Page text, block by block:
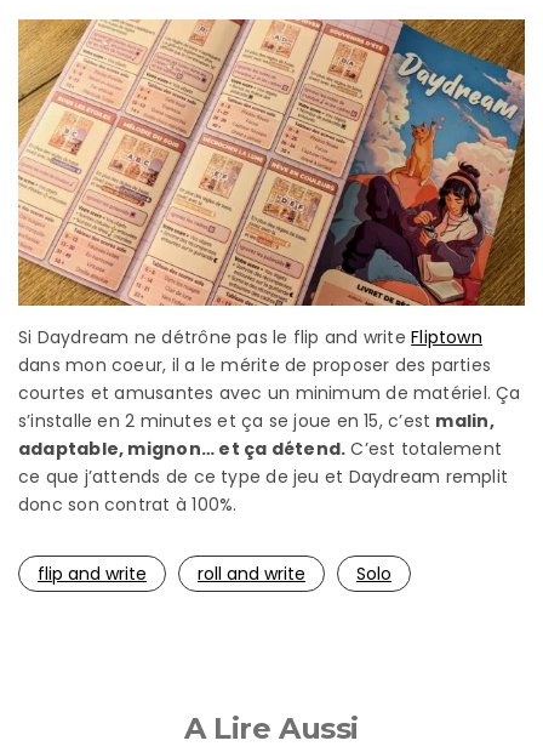
Si Daydream ne détrône pas le flip and writeFliptown
dans mon coeur, il a le mérite de proposer des parties
courtes et amusantes avec un minimum de matériel. Ça
s’installe en 2 minutes et ça se joue en 15, c’est malin,
adaptable, mignon… et ça détend. C’est totalement
ce que j’attends de ce type de jeu et Daydream remplit
donc son contrat à 100%.
flip and write roll and write Solo
A Lire Aussi